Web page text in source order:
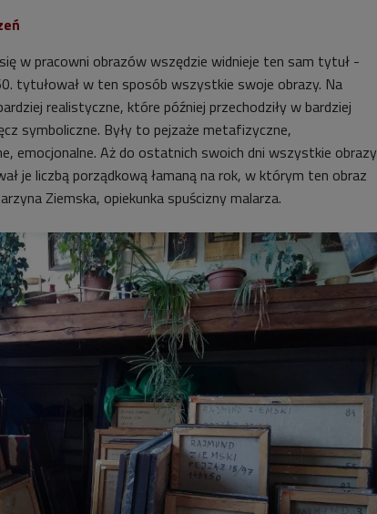
w pracowni obrazów wszędzie widnieje ten sam tytuł -
tytułował w ten sposób wszystkie swoje obrazy. Na
realistyczne, które później przechodziły w bardziej
symboliczne. Były to pejzaże metafizyczne,
emocjonalne. Aż do ostatnich swoich dni wszystkie obrazy
je liczbą porządkową łamaną na rok, w którym ten obraz
Ziemska, opiekunka spuścizny malarza.